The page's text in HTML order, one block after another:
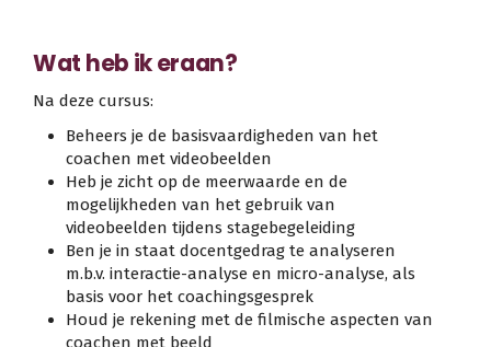
Wat heb ik eraan?
Na deze cursus:
Beheers je de basisvaardigheden van het
coachen met videobeelden
Heb je zicht op de meerwaarde en de
mogelijkheden van het gebruik van
videobeelden tijdens stagebegeleiding
Ben je in staat docentgedrag te analyseren
m.b.v. interactie-analyse en micro-analyse, als
basis voor het coachingsgesprek
Houd je rekening met de filmische aspecten van
coachen met beeld